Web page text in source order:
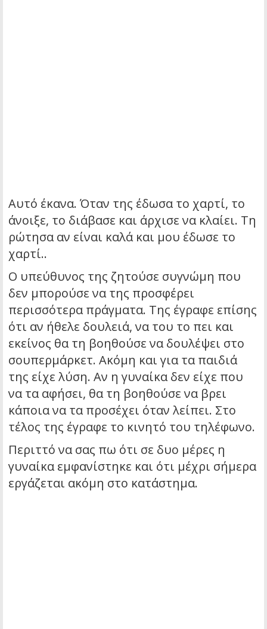
Αυτό έκανα. Όταν της έδωσα το χαρτί, το
άνοιξε, το διάβασε και άρχισε να κλαίει. Τη
ρώτησα αν είναι καλά και μου έδωσε το
χαρτί..
Ο υπεύθυνος της ζητούσε συγνώμη που
δεν μπορούσε να της προσφέρει
περισσότερα πράγματα. Της έγραφε επίσης
ότι αν ήθελε δουλειά, να του το πει και
εκείνος θα τη βοηθούσε να δουλέψει στο
σουπερμάρκετ. Ακόμη και για τα παιδιά
της είχε λύση. Αν η γυναίκα δεν είχε που
να τα αφήσει, θα τη βοηθούσε να βρει
κάποια να τα προσέχει όταν λείπει. Στο
τέλος της έγραφε το κινητό του τηλέφωνο.
Περιττό να σας πω ότι σε δυο μέρες η
γυναίκα εμφανίστηκε και ότι μέχρι σήμερα
εργάζεται ακόμη στο κατάστημα.